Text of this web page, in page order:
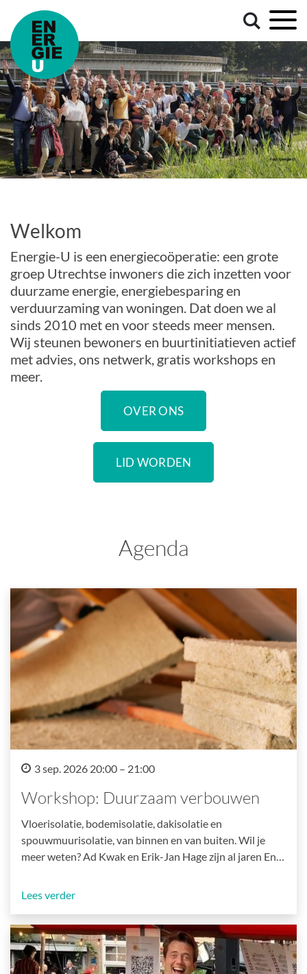
Welkom
Energie-U is een energiecoöperatie: een grote
groep Utrechtse inwoners die zich inzetten voor
duurzame energie, energiebesparing en
verduurzaming van woningen. Dat doen we al
sinds 2010 met en voor steeds meer mensen.
Wij steunen bewoners en buurtinitiatieven actief
met advies, ons netwerk, gratis workshops en
meer.
OVER ONS
LID WORDEN
Agenda
3 sep. 2026 20:00 – 21:00
Workshop: Duurzaam verbouwen
Vloerisolatie, bodemisolatie, dakisolatie en
spouwmuurisolatie, van binnen en van buiten. Wil je
meer weten? Ad Kwak en Erik-Jan Hage zijn al jaren En…
Lees verder